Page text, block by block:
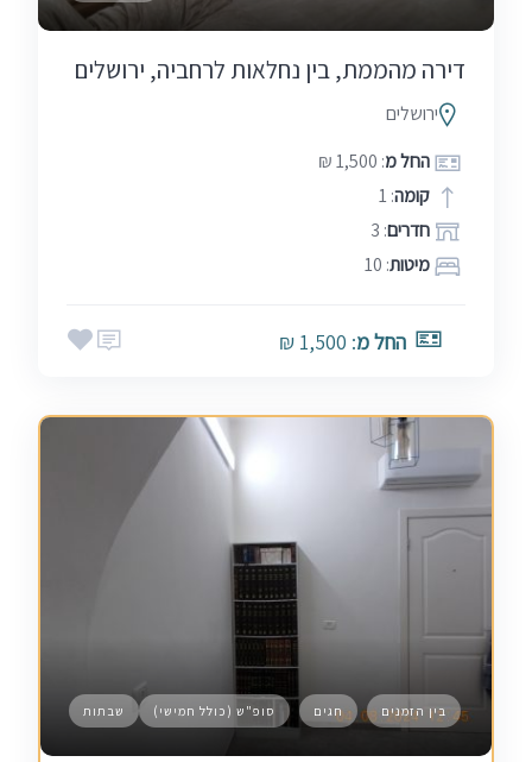
דירה מהממת, בין נחלאות לרחביה, ירושלים
ירושלים
החל מ: 1,500 ₪
קומה: 1
חדרים: 3
מיטות: 10
החל מ: 1,500 ₪
בין הזמנים חגים סופ"ש (כולל חמישי) שבתות